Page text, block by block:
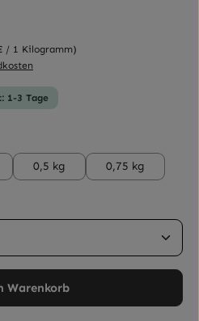
/ 1 Kilogramm)
1-3 Tage
0,5 kg
0,75 kg
gewünschten Wert ein
Warenkorb